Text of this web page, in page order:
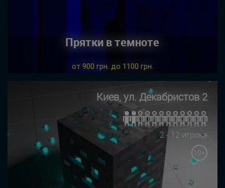
Прятки в темноте
от 900 грн. до 1100 грн.
Киев, ул. Декабристов 2
2 - 12 игрока
10+